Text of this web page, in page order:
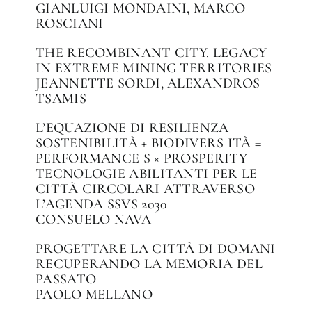
GIANLUIGI MONDAINI, MARCO
ROSCIANI
THE RECOMBINANT CITY. LEGACY
IN EXTREME MINING TERRITORIES
JEANNETTE SORDI, ALEXANDROS
TSAMIS
L’EQUAZIONE DI RESILIENZA
SOSTENIBILITÀ + BIODIVERS ITÀ =
PERFORMANCE S × PROSPERITY
TECNOLOGIE ABILITANTI PER LE
CITTÀ CIRCOLARI ATTRAVERSO
L’AGENDA SSVS 2030
CONSUELO NAVA
PROGETTARE LA CITTÀ DI DOMANI
RECUPERANDO LA MEMORIA DEL
PASSATO
PAOLO MELLANO